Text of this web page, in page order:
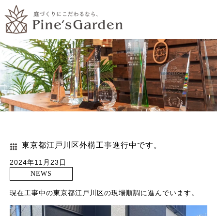
東京都江戸川区外構工事進行中です。
2024年11月23日
NEWS
現在工事中の東京都江戸川区の現場順調に進んでいます。